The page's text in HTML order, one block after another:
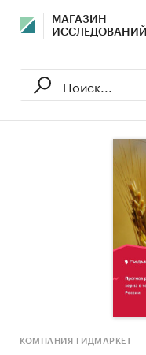
МАГАЗИН
ИССЛЕДОВАНИЙ
КОМПАНИЯ ГИДМАРКЕТ